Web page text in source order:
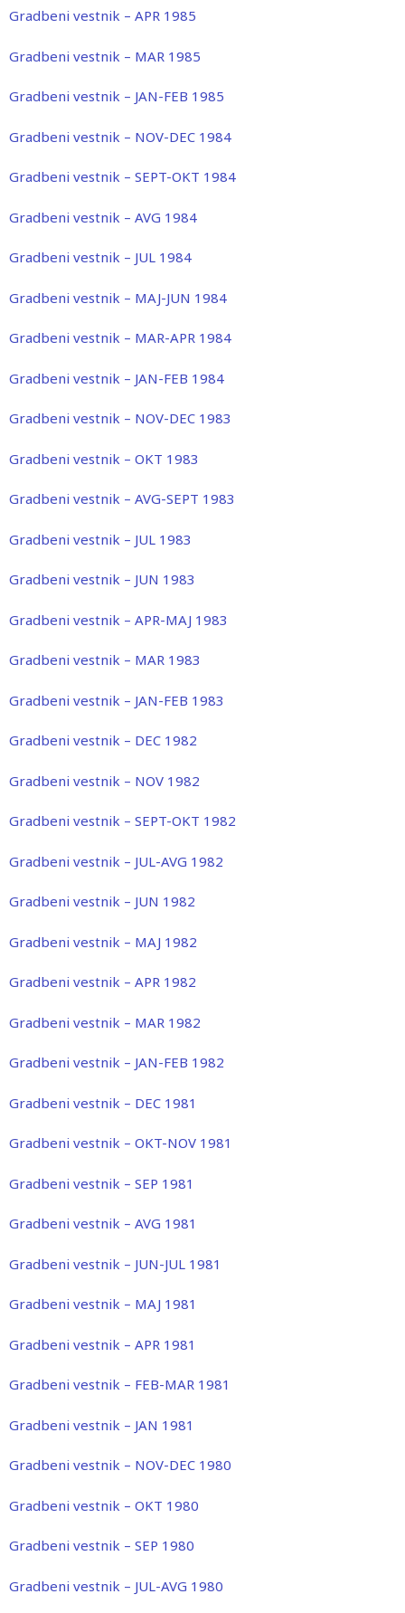
Gradbeni vestnik – APR 1985
Gradbeni vestnik – MAR 1985
Gradbeni vestnik – JAN-FEB 1985
Gradbeni vestnik – NOV-DEC 1984
Gradbeni vestnik – SEPT-OKT 1984
Gradbeni vestnik – AVG 1984
Gradbeni vestnik – JUL 1984
Gradbeni vestnik – MAJ-JUN 1984
Gradbeni vestnik – MAR-APR 1984
Gradbeni vestnik – JAN-FEB 1984
Gradbeni vestnik – NOV-DEC 1983
Gradbeni vestnik – OKT 1983
Gradbeni vestnik – AVG-SEPT 1983
Gradbeni vestnik – JUL 1983
Gradbeni vestnik – JUN 1983
Gradbeni vestnik – APR-MAJ 1983
Gradbeni vestnik – MAR 1983
Gradbeni vestnik – JAN-FEB 1983
Gradbeni vestnik – DEC 1982
Gradbeni vestnik – NOV 1982
Gradbeni vestnik – SEPT-OKT 1982
Gradbeni vestnik – JUL-AVG 1982
Gradbeni vestnik – JUN 1982
Gradbeni vestnik – MAJ 1982
Gradbeni vestnik – APR 1982
Gradbeni vestnik – MAR 1982
Gradbeni vestnik – JAN-FEB 1982
Gradbeni vestnik – DEC 1981
Gradbeni vestnik – OKT-NOV 1981
Gradbeni vestnik – SEP 1981
Gradbeni vestnik – AVG 1981
Gradbeni vestnik – JUN-JUL 1981
Gradbeni vestnik – MAJ 1981
Gradbeni vestnik – APR 1981
Gradbeni vestnik – FEB-MAR 1981
Gradbeni vestnik – JAN 1981
Gradbeni vestnik – NOV-DEC 1980
Gradbeni vestnik – OKT 1980
Gradbeni vestnik – SEP 1980
Gradbeni vestnik – JUL-AVG 1980